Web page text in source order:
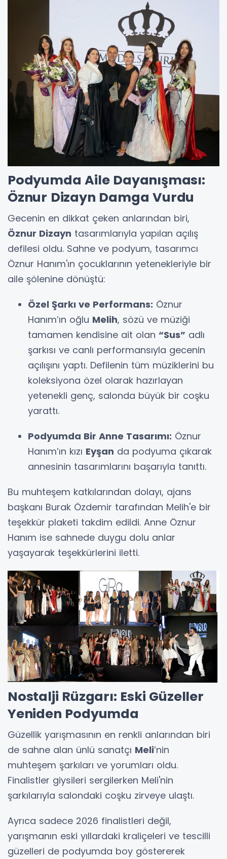
Podyumda Aile Dayanışması:
Öznur Dizayn Damga Vurdu
Gecenin en dikkat çeken anlarından biri,
Öznur Dizayn tasarımlarıyla yapılan açılış
defilesi oldu. Sahne ve podyum, tasarımcı
Öznur Hanım'ın çocuklarının yetenekleriyle bir
aile şölenine dönüştü:
Özel Şarkı ve Performans: Öznur
Hanım’ın oğlu Melih, sözü ve müziği
tamamen kendisine ait olan “Sus” adlı
şarkısı ve canlı performansıyla gecenin
açılışını yaptı. Defilenin tüm müziklerini bu
koleksiyona özel olarak hazırlayan
yetenekli genç, salonda büyük bir coşku
yarattı.
Podyumda Bir Anne Tasarımı: Öznur
Hanım’ın kızı Eyşan da podyuma çıkarak
annesinin tasarımlarını başarıyla tanıttı.
Bu muhteşem katkılarından dolayı, ajans
başkanı Burak Özdemir tarafından Melih'e bir
teşekkür plaketi takdim edildi. Anne Öznur
Hanım ise sahnede duygu dolu anlar
yaşayarak teşekkürlerini iletti.
Nostalji Rüzgarı: Eski Güzeller
Yeniden Podyumda
Güzellik yarışmasının en renkli anlarından biri
de sahne alan ünlü sanatçı Meli’nin
muhteşem şarkıları ve yorumları oldu.
Finalistler giysileri sergilerken Meli'nin
şarkılarıyla salondaki coşku zirveye ulaştı.
Ayrıca sadece 2026 finalistleri değil,
yarışmanın eski yıllardaki kraliçeleri ve tescilli
güzelleri de podyumda boy göstererek